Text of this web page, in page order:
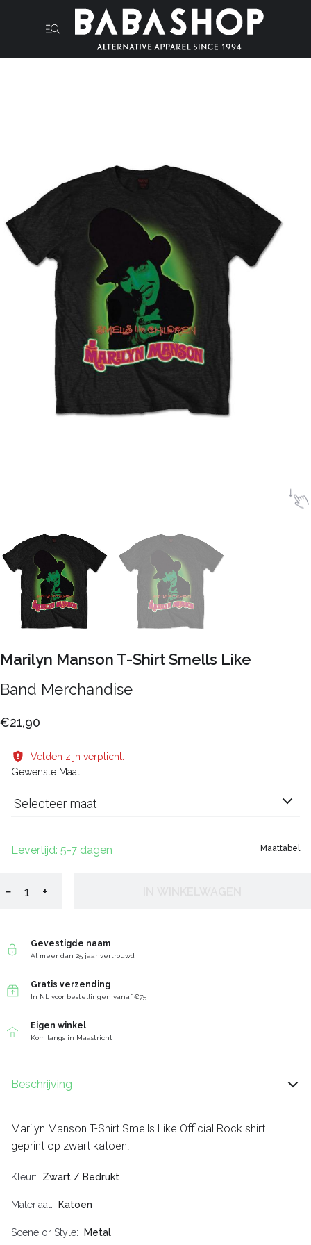
Marilyn Manson T-Shirt Smells Like
Band Merchandise
€21,90
Velden zijn verplicht.
Gewenste Maat
Selecteer maat
Maattabel
Levertijd: 5-7 dagen
− +
Gevestigde naam
Al meer dan 25 jaar vertrouwd
Gratis verzending
In NL voor bestellingen vanaf €75
Eigen winkel
Kom langs in Maastricht
Beschrijving
Marilyn Manson T-Shirt Smells Like Official Rock shirt
geprint op zwart katoen.
Kleur Zwart / Bedrukt
Materiaal Katoen
Scene or Style Metal